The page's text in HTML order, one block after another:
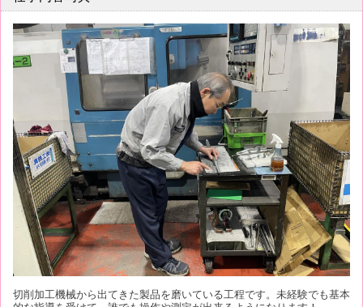
切削加工機械から出てきた製品を磨いている工程です。未経験でも基本